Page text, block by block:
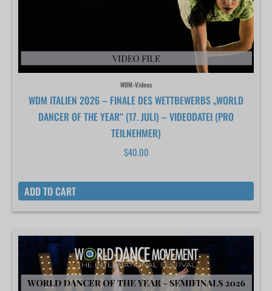
WDM-Videos
WDM ITALIEN 2026 – FINALE DES WETTBEWERBS „WORLD
DANCER OF THE YEAR“ (17. JULI) – VIDEODATEI (PRO
TEILNEHMER)
$40.00
ADD TO CART